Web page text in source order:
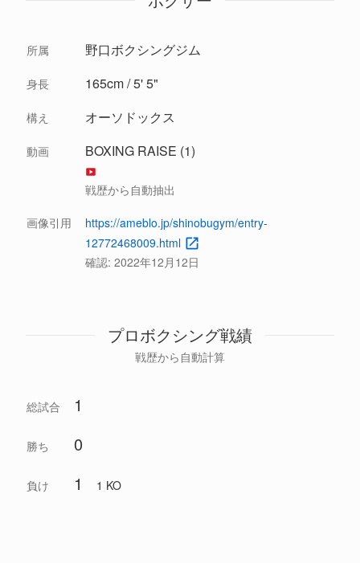
所属 野口ボクシングジム
身長 165cm / 5' 5"
構え オーソドックス
動画 BOXING RAISE (1)
戦歴から自動抽出
画像引用
https://ameblo.jp/shinobugym/entry-
12772468009.html
確認: 2022年12月12日
プロボクシング戦績
戦歴から自動計算
総試合 1
勝ち 0
負け 1 1 KO